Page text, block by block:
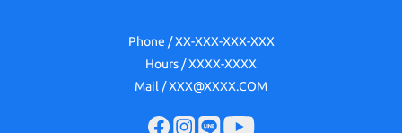
Phone / XX-XXX-XXX-XXX
Hours / XXXX-XXXX
Mail / XXX@XXXX.COM